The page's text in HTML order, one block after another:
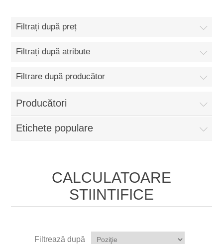
Filtrați după preț
Filtrați după atribute
Filtrare după producător
Producători
Etichete populare
CALCULATOARE
STIINTIFICE
Filtrează după